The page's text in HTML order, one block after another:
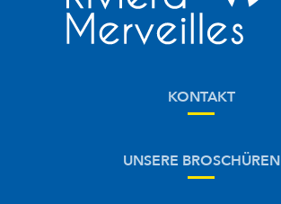
KONTAKT
UNSERE BROSCHÜREN